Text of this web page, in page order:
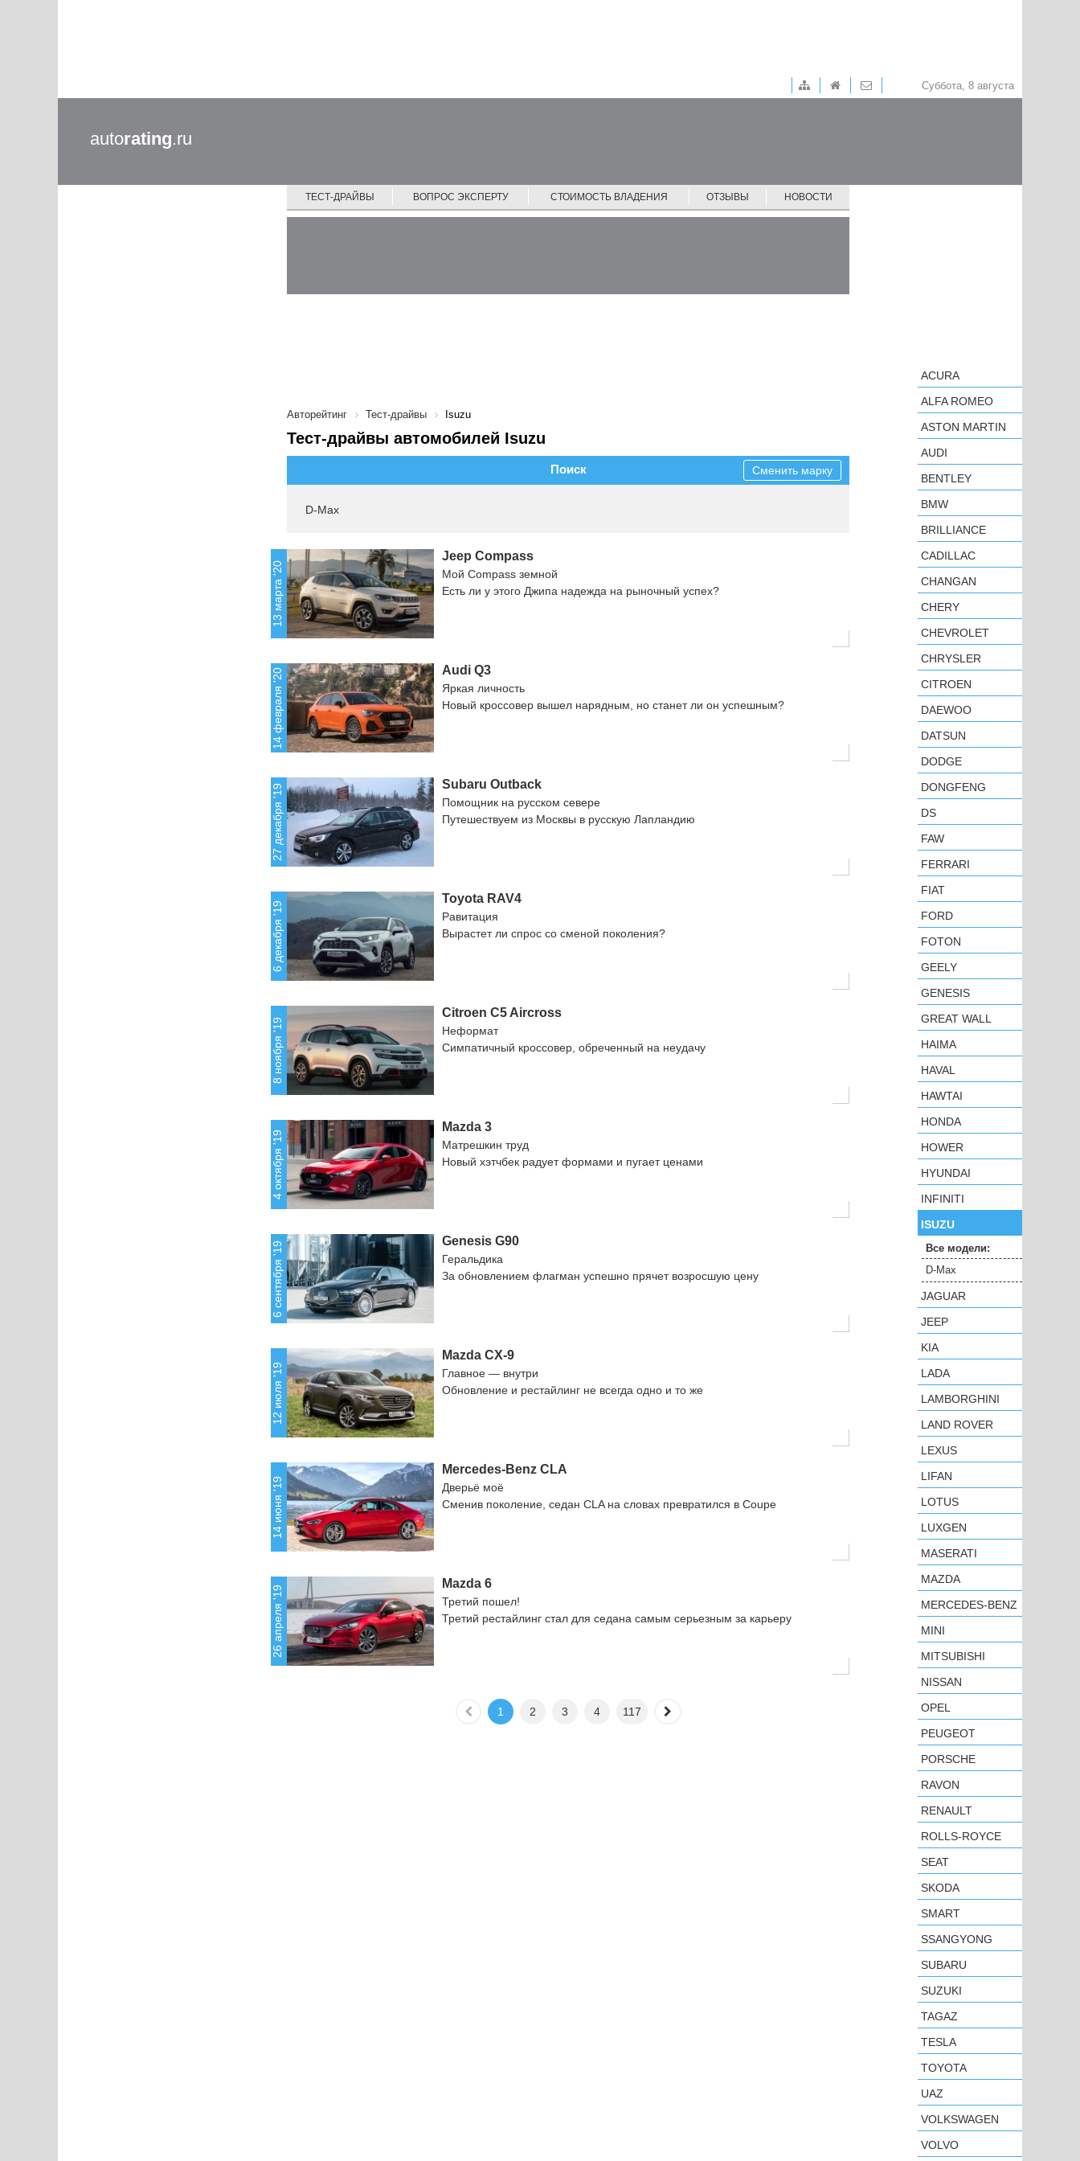
Суббота, 8 августа
autorating.ru
ТЕСТ-ДРАЙВЫ ВОПРОС ЭКСПЕРТУ СТОИМОСТЬ ВЛАДЕНИЯ ОТЗЫВЫ НОВОСТИ
Авторейтинг Тест-драйвы Isuzu
Тест-драйвы автомобилей Isuzu
Поиск Сменить марку
D-Max
13 марта '20
Jeep Compass
Мой Compass земной
Есть ли у этого Джипа надежда на рыночный успех?
14 февраля '20 Audi Q3
Яркая личность
Новый кроссовер вышел нарядным, но станет ли он успешным?
27 декабря '19 Subaru Outback
Помощник на русском севере
Путешествуем из Москвы в русскую Лапландию
6 декабря '19
Toyota RAV4
Равитация
Вырастет ли спрос со сменой поколения?
8 ноября '19
Citroen C5 Aircross
Неформат
Симпатичный кроссовер, обреченный на неудачу
4 октября '19
Mazda 3
Матрешкин труд
Новый хэтчбек радует формами и пугает ценами
6 сентября '19 Genesis G90
Геральдика
За обновлением флагман успешно прячет возросшую цену
12 июля '19
Mazda CX-9
Главное — внутри
Обновление и рестайлинг не всегда одно и то же
14 июня '19
Mercedes-Benz CLA
Дверьё моё
Сменив поколение, седан CLA на словах превратился в Coupe
26 апреля '19
Mazda 6
Третий пошел!
Третий рестайлинг стал для седана самым серьезным за карьеру
1 2 3 4 117
ACURA
ALFA ROMEO
ASTON MARTIN
AUDI
BENTLEY
BMW
BRILLIANCE
CADILLAC
CHANGAN
CHERY
CHEVROLET
CHRYSLER
CITROEN
DAEWOO
DATSUN
DODGE
DONGFENG
DS
FAW
FERRARI
FIAT
FORD
FOTON
GEELY
GENESIS
GREAT WALL
HAIMA
HAVAL
HAWTAI
HONDA
HOWER
HYUNDAI
INFINITI
ISUZU
Все модели:
D-Max
JAGUAR
JEEP
KIA
LADA
LAMBORGHINI
LAND ROVER
LEXUS
LIFAN
LOTUS
LUXGEN
MASERATI
MAZDA
MERCEDES-BENZ
MINI
MITSUBISHI
NISSAN
OPEL
PEUGEOT
PORSCHE
RAVON
RENAULT
ROLLS-ROYCE
SEAT
SKODA
SMART
SSANGYONG
SUBARU
SUZUKI
TAGAZ
TESLA
TOYOTA
UAZ
VOLKSWAGEN
VOLVO